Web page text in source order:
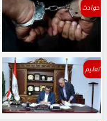
حوادث
تعليم